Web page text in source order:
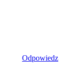
Odpowiedz